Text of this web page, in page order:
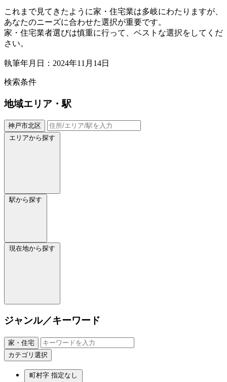
これまで見てきたように家・住宅業は多岐にわたりますが、
あなたのニーズに合わせた選択が重要です。
家・住宅業者選びは慎重に行って、ベストな選択をしてくだ
さい。
執筆年月日：2024年11月14日
検索条件
地域エリア・駅
神戸市北区
エリアから探す
駅から探す
現在地から探す
ジャンル／キーワード
家・住宅
カテゴリ選択
町村字 指定なし